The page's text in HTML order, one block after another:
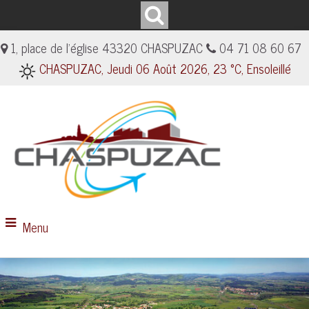
1, place de l'église 43320 CHASPUZAC
04 71 08 60 67
CHASPUZAC, Jeudi 06 Août 2026, 23 °C, Ensoleillé
Menu